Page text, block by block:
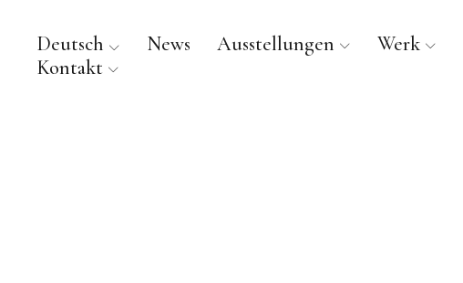
Deutsch News Ausstellungen Werk
Kontakt